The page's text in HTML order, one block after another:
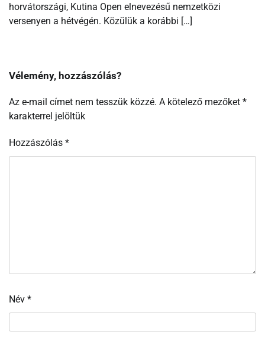
horvátországi, Kutina Open elnevezésű nemzetközi
versenyen a hétvégén. Közülük a korábbi […]
Vélemény, hozzászólás?
Az e-mail címet nem tesszük közzé. A kötelező mezőket *
karakterrel jelöltük
Hozzászólás *
Név *